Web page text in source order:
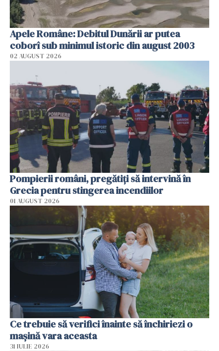
Apele Române: Debitul Dunării ar putea
coborî sub minimul istoric din august 2003
02 AUGUST 2026
Pompierii români, pregătiţi să intervină în
Grecia pentru stingerea incendiilor
01 AUGUST 2026
Ce trebuie să verifici înainte să închiriezi o
mașină vara aceasta
31 IULIE 2026